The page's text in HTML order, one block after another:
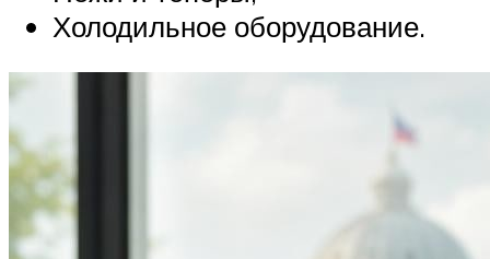
Холодильное оборудование.